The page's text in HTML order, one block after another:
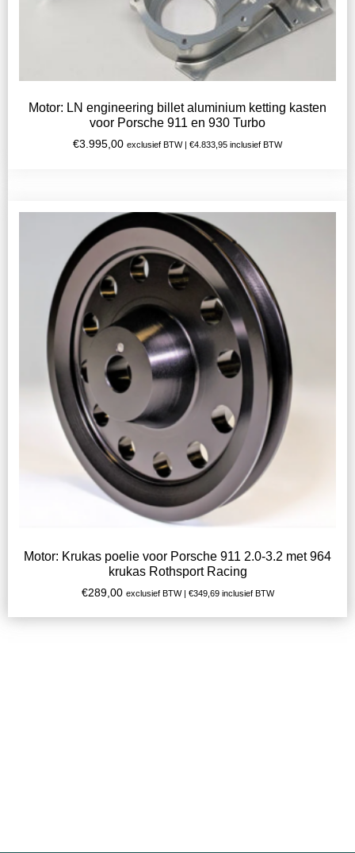
Motor: LN engineering billet aluminium ketting kasten
voor Porsche 911 en 930 Turbo
€3.995,00 exclusief BTW | €4.833,95 inclusief BTW
Motor: Krukas poelie voor Porsche 911 2.0-3.2 met 964
krukas Rothsport Racing
€289,00 exclusief BTW | €349,69inclusief BTW